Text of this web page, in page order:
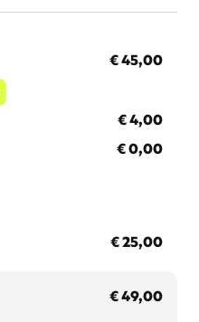
€ 45,00
€ 45,00
€ 4,00
€ 4,00
€ 0,00
€ 0,00
€ 25,00
€ 25,00
€ 49,00
€ 49,00